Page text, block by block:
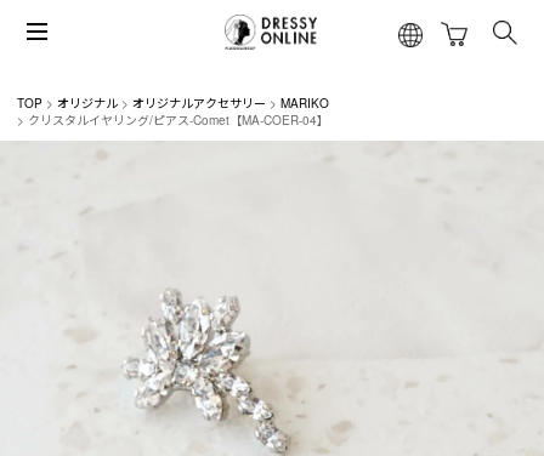
TOP オリジナル オリジナルアクセサリー
MARIKO
クリスタルイヤリング/ピアス-Comet【MA-COER-04】